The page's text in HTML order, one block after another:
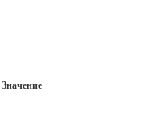
Значение